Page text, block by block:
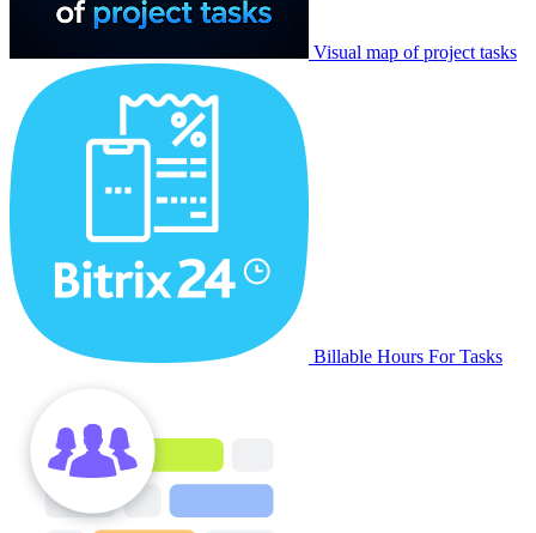
Visual map of project tasks
Billable Hours For Tasks